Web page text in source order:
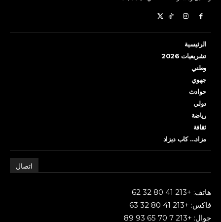
الرئيسية
تشريعيات 2026
وطني
جهوي
حوادث
دولي
رياضة
ثقافة
مزاد… كاب ديزاد
اتصال
هاتف: +213 41 80 32 62
فاكس: +213 41 80 32 63
جوال: +213 7 70 65 93 89